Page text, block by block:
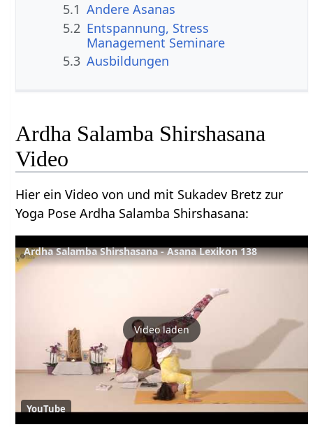
5.1 Andere Asanas
5.2 Entspannung, Stress
Management Seminare
5.3 Ausbildungen
Ardha Salamba Shirshasana
Video
Hier ein Video von und mit Sukadev Bretz zur
Yoga Pose Ardha Salamba Shirshasana:
Ardha Salamba Shirshasana - Asana Lexikon 138
Video laden
YouTube